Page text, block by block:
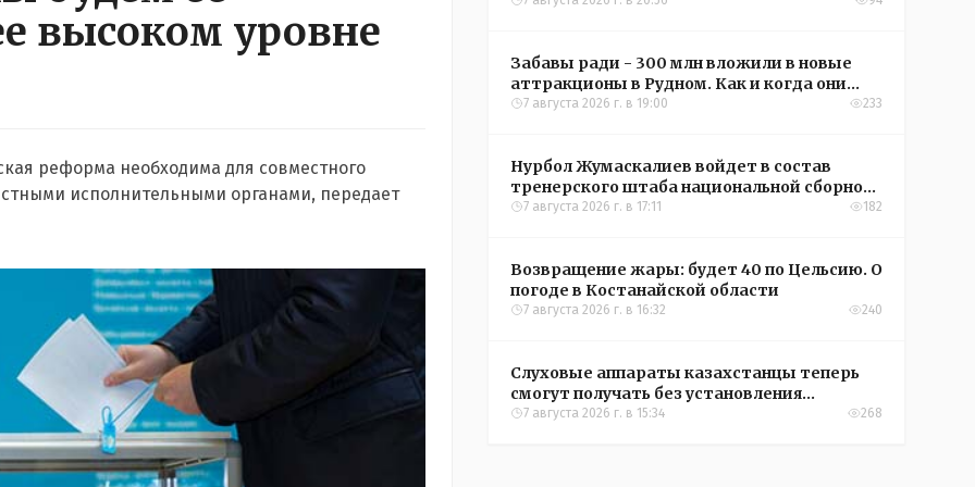
высоком уровне
реформа необходима для совместного
исполнительными органами, передает
Забавы ради - 300 млн вложили в новые
аттракционы в Рудном. Как и когда они
окупятся?
7 августа 2026 г. в 19:00 233
Нурбол Жумаскалиев войдет в состав
тренерского штаба национальной сборной
Казахстана по футболу
7 августа 2026 г. в 17:11 182
Возвращение жары: будет 40 по Цельсию. О
погоде в Костанайской области
7 августа 2026 г. в 16:32 240
Слуховые аппараты казахстанцы теперь
смогут получать без установления
инвалидности
7 августа 2026 г. в 15:34 268